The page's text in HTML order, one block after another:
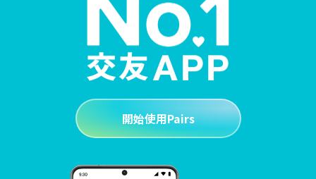
開始使用Pairs